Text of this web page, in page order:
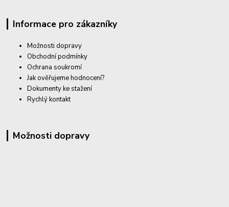
Informace pro zákazníky
Možnosti dopravy
Obchodní podmínky
Ochrana soukromí
Jak ověřujeme hodnocení?
Dokumenty ke stažení
Rychlý kontakt
Možnosti dopravy